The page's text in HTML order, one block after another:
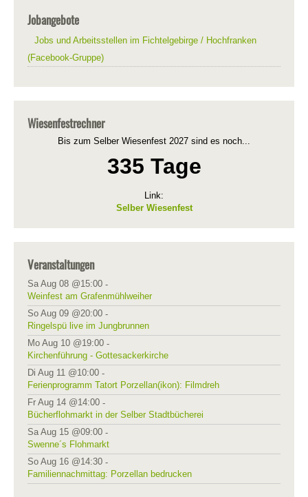
Jobangebote
Jobs und Arbeitsstellen im Fichtelgebirge / Hochfranken
(Facebook-Gruppe)
Wiesenfestrechner
Bis zum Selber Wiesenfest 2027 sind es noch...
335 Tage
Link:
Selber Wiesenfest
Veranstaltungen
Sa Aug 08 @15:00 -
Weinfest am Grafenmühlweiher
So Aug 09 @20:00 -
Ringelspü live im Jungbrunnen
Mo Aug 10 @19:00 -
Kirchenführung - Gottesackerkirche
Di Aug 11 @10:00 -
Ferienprogramm Tatort Porzellan(ikon): Filmdreh
Fr Aug 14 @14:00 -
Bücherflohmarkt in der Selber Stadtbücherei
Sa Aug 15 @09:00 -
Swenne´s Flohmarkt
So Aug 16 @14:30 -
Familiennachmittag: Porzellan bedrucken